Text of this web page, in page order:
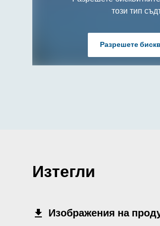
този тип
Разрешете
Изтегли
Изображения на